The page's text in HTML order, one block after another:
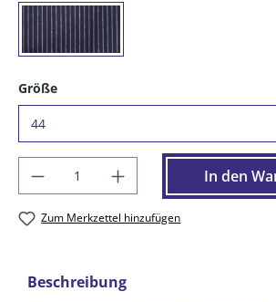
(09) Küferstreifen
Größeauswählen
Produkt Anzahl: Gib den
In den
Zum Merkzettel hinzufügen
Beschreibung